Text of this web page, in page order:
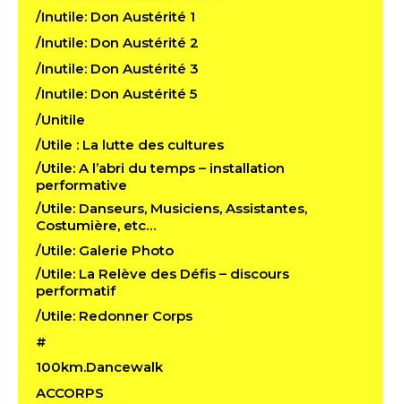
/Inutile: Don Austérité 1
/Inutile: Don Austérité 2
/Inutile: Don Austérité 3
/Inutile: Don Austérité 5
/Unitile
/Utile : La lutte des cultures
/Utile: A l’abri du temps – installation
performative
/Utile: Danseurs, Musiciens, Assistantes,
Costumière, etc…
/Utile: Galerie Photo
/Utile: La Relève des Défis – discours
performatif
/Utile: Redonner Corps
#
100km.Dancewalk
ACCORPS